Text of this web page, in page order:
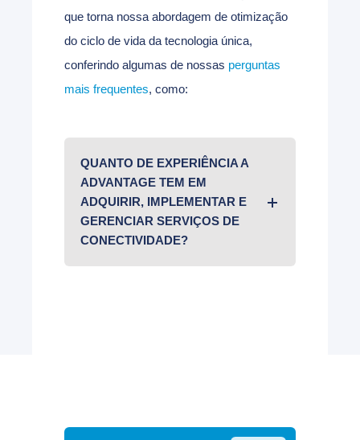
que torna nossa abordagem de otimização
do ciclo de vida da tecnologia única,
conferindo algumas de nossas perguntas
mais frequentes, como:
QUANTO DE EXPERIÊNCIA A
ADVANTAGE TEM EM
ADQUIRIR, IMPLEMENTAR E
GERENCIAR SERVIÇOS DE
CONECTIVIDADE?